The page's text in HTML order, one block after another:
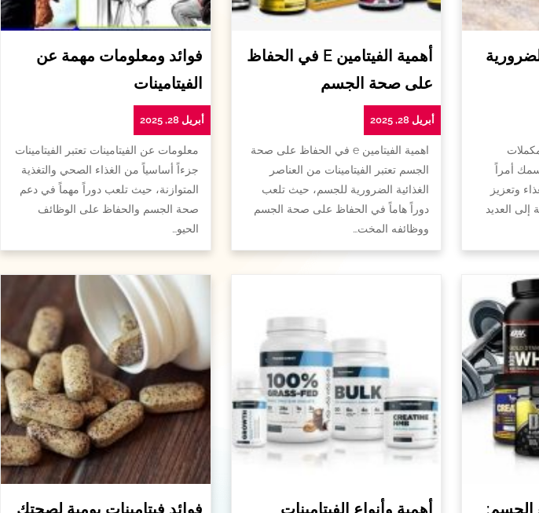
أمراً
وتعزيز
العديد
أهمية الفيتامين E في الحفاظ
على صحة الجسم
أبريل 28, 2025
اهمية الفيتامين e في الحفاظ على صحة
الجسم تعتبر الفيتامينات من العناصر
الغذائية الضرورية للجسم، حيث تلعب
دوراً هاماً في الحفاظ على صحة الجسم
ووظائفه المخت…
فوائد ومعلومات مهمة عن
الفيتامينات
أبريل 28, 2025
معلومات عن الفيتامينات تعتبر الفيتامينات
جزءاً أساسياً من الغذاء الصحي والتغذية
المتوازنة، حيث تلعب دوراً مهماً في دعم
صحة الجسم والحفاظ على الوظائف
الحيو…